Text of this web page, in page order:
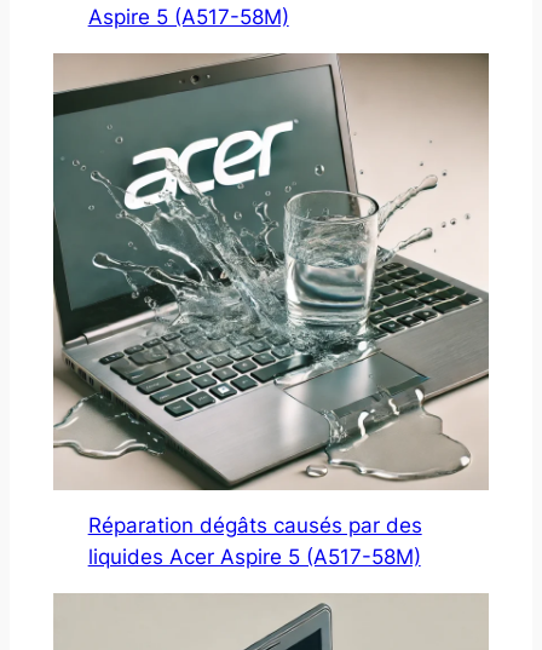
Aspire 5 (A517-58M)
Réparation dégâts causés par des
liquides Acer Aspire 5 (A517-58M)